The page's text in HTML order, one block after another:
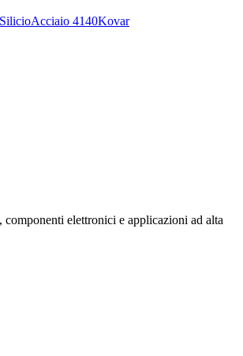
SilicioAcciaio 4140Kovar
elettronici e applicazioni ad alta